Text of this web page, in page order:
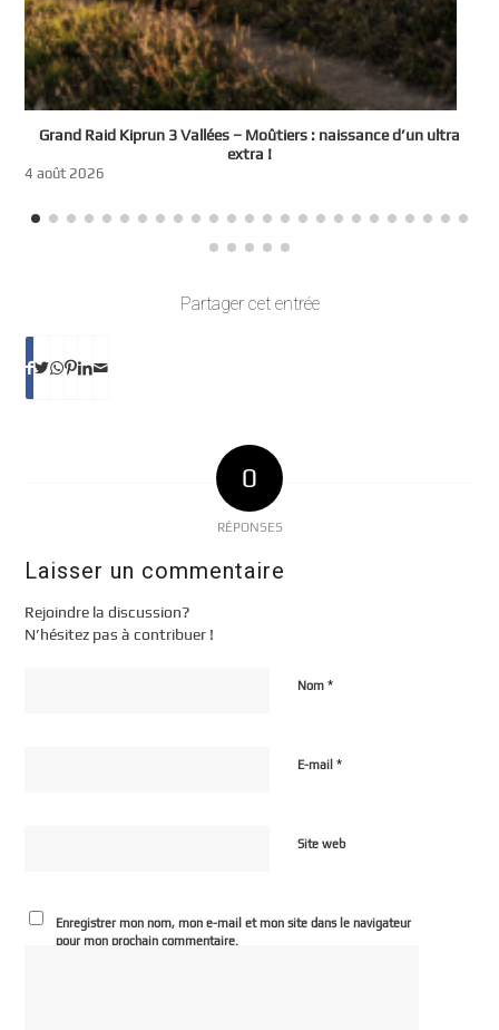
Grand Raid Kiprun 3 Vallées – Moûtiers : naissance d’un ultra
extra !
4 août 2026
Partager cet entrée
0
RÉPONSES
Laisser un commentaire
Rejoindre la discussion?
N’hésitez pas à contribuer !
Nom*
E-mail*
Site web
Enregistrer mon nom, mon e-mail et mon site dans le navigateur
pour mon prochain commentaire.